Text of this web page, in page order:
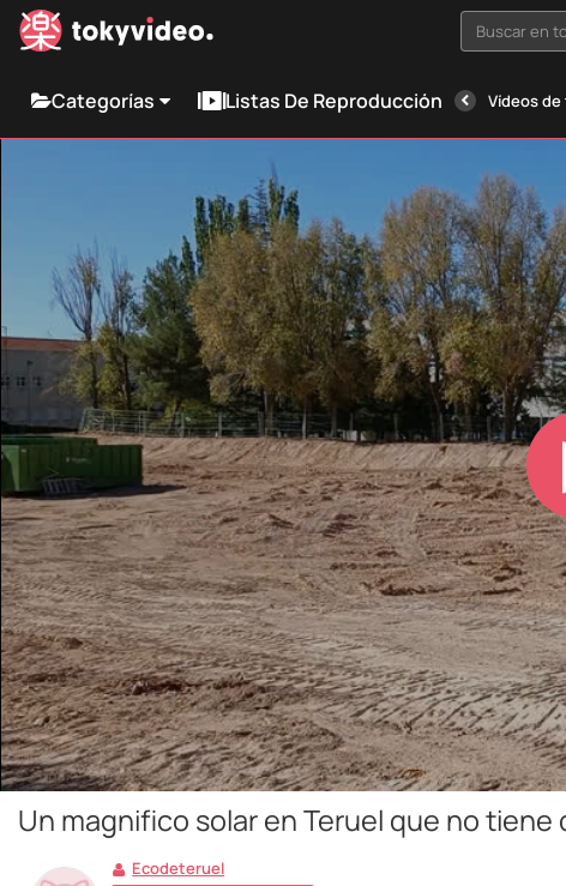
Buscar en
Categorías Listas De Reproducción Vídeos
Un magnifico solar en Teruel que no
Ecodeteruel